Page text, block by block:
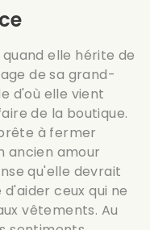
quand elle hérite de
de sa grand-
d'où elle vient
de la boutique.
à fermer
ancien amour
qu'elle devrait
ceux qui ne
vêtements. Au